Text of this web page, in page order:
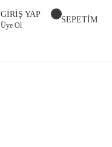
GİRİŞ YAP
Üye Ol
SEPETİM